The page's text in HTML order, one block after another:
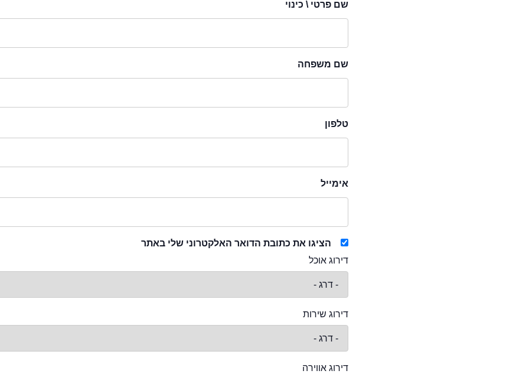
שם פרטי \ כינוי
שם משפחה
טלפון
אימייל
הציגו את כתובת הדואר האלקטרוני שלי באתר
דירוג אוכל
דירוג שירות
דירוג אווירה